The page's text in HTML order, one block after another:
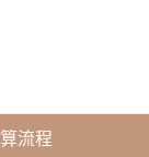
流程